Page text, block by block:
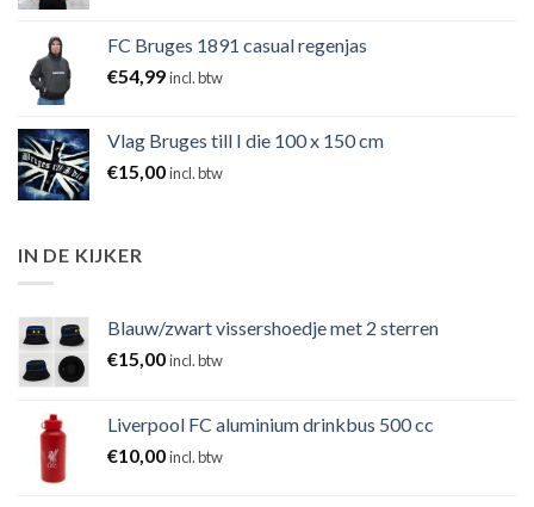
FC Bruges 1891 casual regenjas
€54,99incl. btw
Vlag Bruges till I die 100 x 150 cm
€15,00incl. btw
IN DE KIJKER
Blauw/zwart vissershoedje met 2 sterren
€15,00incl. btw
Liverpool FC aluminium drinkbus 500 cc
€10,00incl. btw